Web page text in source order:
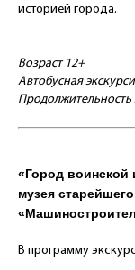
историей города.
Возраст 12+
Автобусная
Продолжительность
«Город
музея
В программу